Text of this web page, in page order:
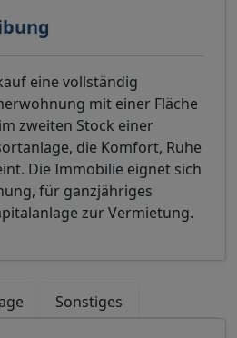
eine vollständig
mit einer Fläche
zweiten Stock einer
die Komfort, Ruhe
Die Immobilie eignet sich
für ganzjähriges
zur Vermietung.
Sonstiges